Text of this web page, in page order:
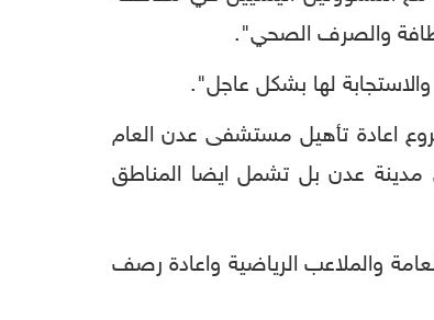
والصرف الصحي".
والاستجابة لها بشكل عاجل".
اعادة تأهيل مستشفى عدن العام
مدينة عدن بل تشمل ايضا المناطق
والملاعب الرياضية واعادة رصف